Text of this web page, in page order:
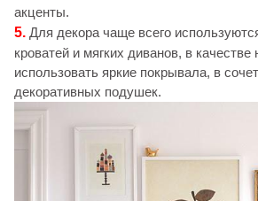
акценты.
5. Для декора чаще всего
кроватей и мягких диванов, в
использовать яркие покрывала, в
декоративных подушек.